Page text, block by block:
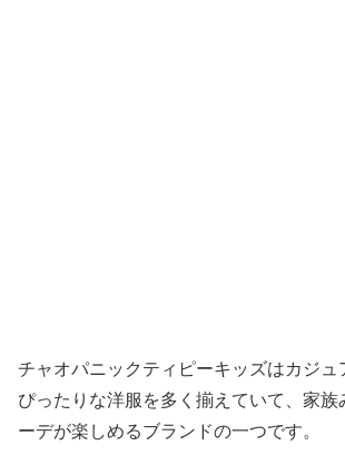
チャオパニックティピーキッズはカジュ
ぴったりな洋服を多く揃えていて、家族
ーデが楽しめるブランドの一つです。